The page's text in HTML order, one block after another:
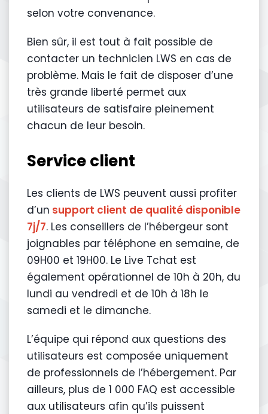
selon votre convenance.
Bien sûr, il est tout à fait possible de
contacter un technicien LWS en cas de
problème. Mais le fait de disposer d’une
très grande liberté permet aux
utilisateurs de satisfaire pleinement
chacun de leur besoin.
Service client
Les clients de LWS peuvent aussi profiter
d’un support client de qualité disponible
7j/7. Les conseillers de l’hébergeur sont
joignables par téléphone en semaine, de
09H00 et 19H00. Le Live Tchat est
également opérationnel de 10h à 20h, du
lundi au vendredi et de 10h à 18h le
samedi et le dimanche.
L’équipe qui répond aux questions des
utilisateurs est composée uniquement
de professionnels de l’hébergement. Par
ailleurs, plus de 1 000 FAQ est accessible
aux utilisateurs afin qu’ils puissent